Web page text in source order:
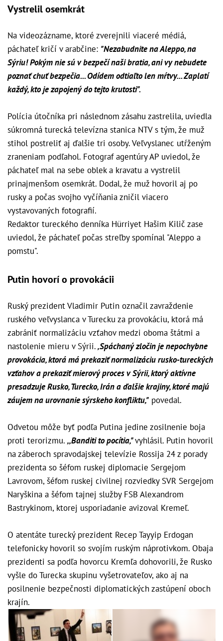
Vystrelil osemkrát
Na videozázname, ktoré zverejnili viaceré médiá,
páchateľ kričí v arabčine: "Nezabudnite na Aleppo, na
Sýriu! Pokým nie sú v bezpečí naši bratia, ani vy nebudete
poznať chuť bezpečia... Odídem odtiaľto len mŕtvy... Zaplatí
každý, kto je zapojený do tejto krutosti".
Polícia útočníka pri následnom zásahu zastrelila, uviedla
súkromná turecká televízna stanica NTV s tým, že muž
stihol postreliť aj ďalšie tri osoby. Veľvyslanec utŕženým
zraneniam podľahol. Fotograf agentúry AP uviedol, že
páchateľ mal na sebe oblek a kravatu a vystrelil
prinajmenšom osemkrát. Dodal, že muž hovoril aj po
rusky a počas svojho vyčíňania zničil viacero
vystavovaných fotografií.
Redaktor tureckého denníka Hürriyet Hašim Kilič zase
uviedol, že páchateľ počas streľby spomínal "Aleppo a
pomstu".
Putin hovorí o provokácii
Ruský prezident Vladimir Putin označil zavraždenie
ruského veľvyslanca v Turecku za provokáciu, ktorá má
zabrániť normalizáciu vzťahov medzi oboma štátmi a
nastolenie mieru v Sýrii.,Spáchaný zločin je nepochybne
provokácia, ktorá má prekaziť normalizáciu rusko-tureckých
vzťahov a prekaziť mierový proces v Sýrii, ktorý aktívne
presadzuje Rusko, Turecko, Irán a ďalšie krajiny, ktoré majú
záujem na urovnanie sýrskeho konfliktu," povedal.
Odvetou môže byť podľa Putina jedine zosilnenie boja
proti terorizmu. ,,Banditi to pocítia,"vyhlásil. Putin hovoril
na záberoch spravodajskej televízie Rossija 24 z porady
prezidenta so šéfom ruskej diplomacie Sergejom
Lavrovom, šéfom ruskej civilnej rozviedky SVR Sergejom
Naryškina a šéfom tajnej služby FSB Alexandrom
Bastrykinom, ktorej usporiadanie avizoval Kremeľ.
O atentáte turecký prezident Recep Tayyip Erdogan
telefonicky hovoril so svojím ruským náprotivkom. Obaja
prezidenti sa podľa hovorcu Kremľa dohovorili, že Rusko
vyšle do Turecka skupinu vyšetrovateľov, ako aj na
posilnenie bezpečnosti diplomatických zastúpení oboch
krajín.